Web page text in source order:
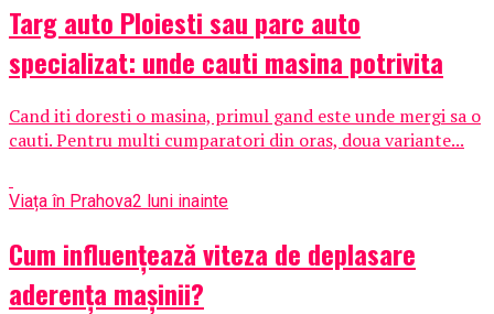
Targ auto Ploiesti sau parc auto
specializat: unde cauti masina potrivita
Cand iti doresti o masina, primul gand este unde mergi sa o
cauti. Pentru multi cumparatori din oras, doua variante...
Viața în Prahova2 luni inainte
Cum influențează viteza de deplasare
aderența mașinii?